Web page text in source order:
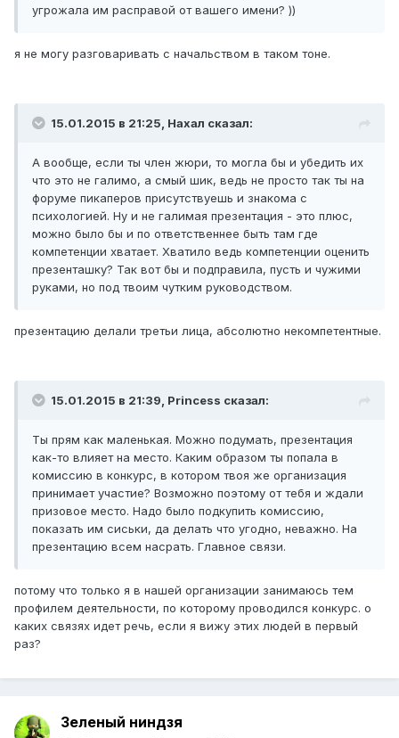
угрожала им расправой от вашего имени? ))
я не могу разговаривать с начальством в таком тоне.
15.01.2015 в 21:25, Нахал сказал:
А вообще, если ты член жюри, то могла бы и убедить их
что это не галимо, а смый шик, ведь не просто так ты на
форуме пикаперов присутствуешь и знакома с
психологией. Ну и не галимая презентация - это плюс,
можно было бы и по ответственнее быть там где
компетенции хватает. Хватило ведь компетенции оценить
презенташку? Так вот бы и подправила, пусть и чужими
руками, но под твоим чутким руководством.
презентацию делали третьи лица, абсолютно некомпетентные.
15.01.2015 в 21:39, Рrincess сказал:
Ты прям как маленькая. Можно подумать, презентация
как-то влияет на место. Каким образом ты попала в
комиссию в конкурс, в котором твоя же организация
принимает участие? Возможно поэтому от тебя и ждали
призовое место. Надо было подкупить комиссию,
показать им сиськи, да делать что угодно, неважно. На
презентацию всем насрать. Главное связи.
потому что только я в нашей организации занимаюсь тем
профилем деятельности, по которому проводился конкурс. о
каких связях идет речь, если я вижу этих людей в первый
раз?
Зеленый ниндзя